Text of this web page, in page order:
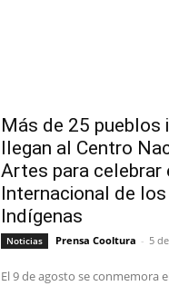
Más de 25 pueblos
llegan al Centro
Artes para celebrar
Internacional de
Indígenas
Noticias Prensa Cooltura - 5
El 9 de agosto se conmemora